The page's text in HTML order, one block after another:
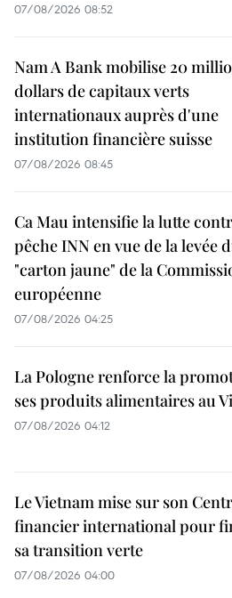
07/08/2026 08:52
Nam A Bank mobilise 20
dollars de capitaux verts
internationaux auprès d'une
institution financière suisse
07/08/2026 08:45
Ca Mau intensifie la lutte
pêche INN en vue de la levée
"carton jaune" de la
européenne
07/08/2026 04:25
La Pologne renforce la
ses produits alimentaires au
07/08/2026 04:12
Le Vietnam mise sur son
financier international pour
sa transition verte
07/08/2026 04:00